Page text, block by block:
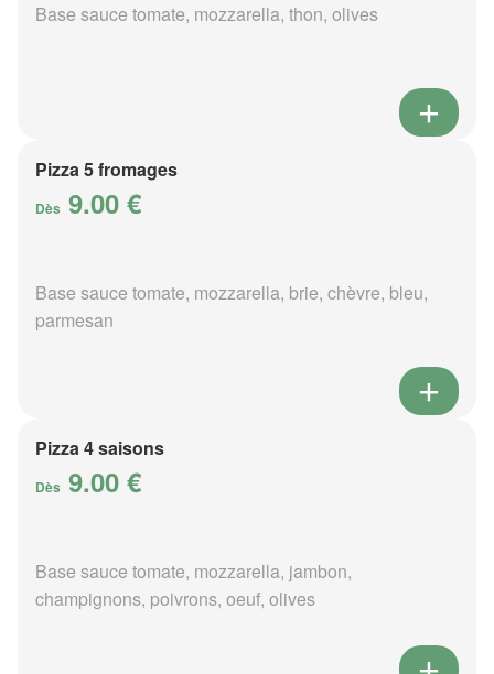
Base sauce tomate, mozzarella, thon, olives
Pizza 5 fromages
Dès 9.00 €
Base sauce tomate, mozzarella, brie, chèvre, bleu,
parmesan
Pizza 4 saisons
Dès 9.00 €
Base sauce tomate, mozzarella, jambon,
champignons, poivrons, oeuf, olives